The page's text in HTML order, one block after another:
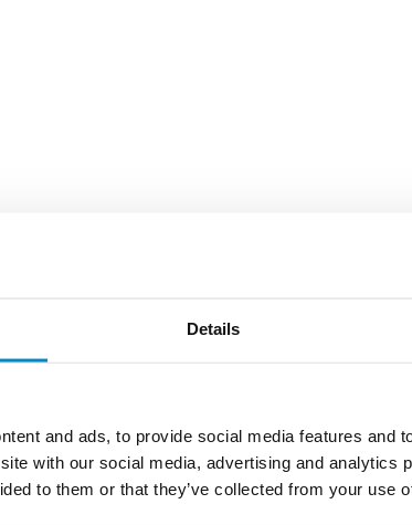
Details
and ads, to provide social media features and
with our social media, advertising and analytics
to them or that they’ve collected from your use